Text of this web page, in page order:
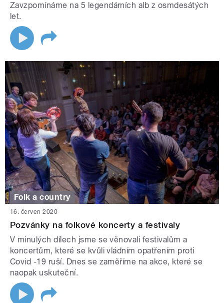
Zavzpomínáme na 5 legendárních alb z osmdesátých
let.
Folk a country
16. červen 2020
Pozvánky na folkové koncerty a festivaly
V minulých dílech jsme se věnovali festivalům a
koncertům, které se kvůli vládním opatřením proti
Covid -19 ruší. Dnes se zaměříme na akce, které se
naopak uskuteční.